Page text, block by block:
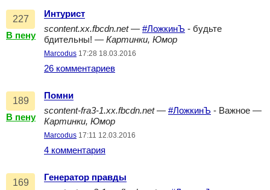
227
В пену
Интурист
scontent.xx.fbcdn.net— #ЛожкинЪ - будьте
бдительны! — Картинки, Юмор
Marcodus 17:28 18.03.2016
26 комментариев
189
В пену
Помни
scontent-fra3-1.xx.fbcdn.net— #ЛожкинЪ - Важное —
Картинки, Юмор
Marcodus 17:11 12.03.2016
4 комментария
169
Генератор правды